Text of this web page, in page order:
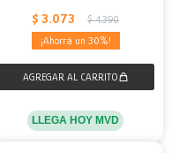
$ 3.073 $ 4.390
30
LLEGA HOY MVD